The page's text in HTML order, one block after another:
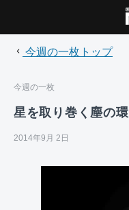
今週の一枚トップ
今週の一枚
星を取り巻く塵の環
2014年9月 2日